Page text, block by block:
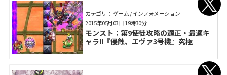
カテゴリ： ゲーム / インフォメーション
モンスト：第9使徒攻略の適正・最適キ
ャラ!!『侵蝕、エヴァ3号機』究極
2015年05月03日 19時30分